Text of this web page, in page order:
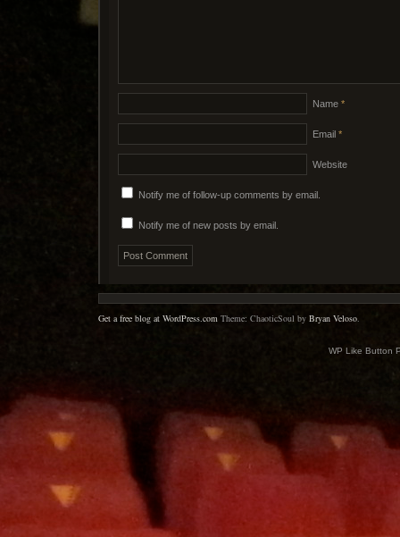
Name *
Email *
Website
Notify me of follow-up comments by email.
Notify me of new posts by email.
Get a free blog at WordPress.com Theme: ChaoticSoul by Bryan Veloso.
WP Like Button